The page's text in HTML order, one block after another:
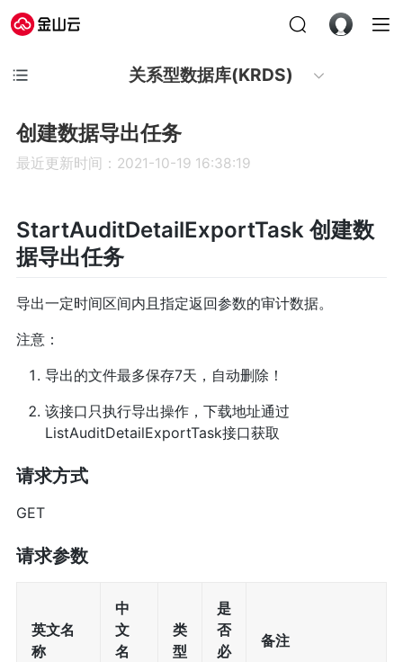
关系型数据库(KRDS)
创建数据导出任务
最近更新时间：2021-10-19 16:38:19
StartAuditDetailExportTask 创建数
据导出任务
导出一定时间区间内且指定返回参数的审计数据。
注意：
导出的文件最多保存7天，自动删除！
该接口只执行导出操作，下载地址通过
ListAuditDetailExportTask接口获取
请求方式
GET
请求参数
英文名
称
中
文
名
类
型
是
否
必
备注